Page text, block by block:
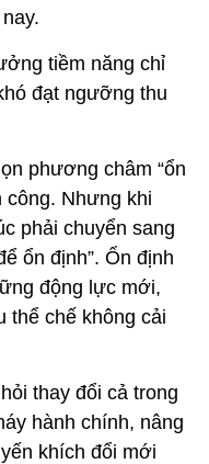
tiềm năng chỉ
đạt ngưỡng thu
phương châm “ổn
công. Nhưng khi
phải chuyển sang
ổn định”. Ổn định
động lực mới,
thể chế không cải
thay đổi cả trong
hành chính, nâng
khích đổi mới